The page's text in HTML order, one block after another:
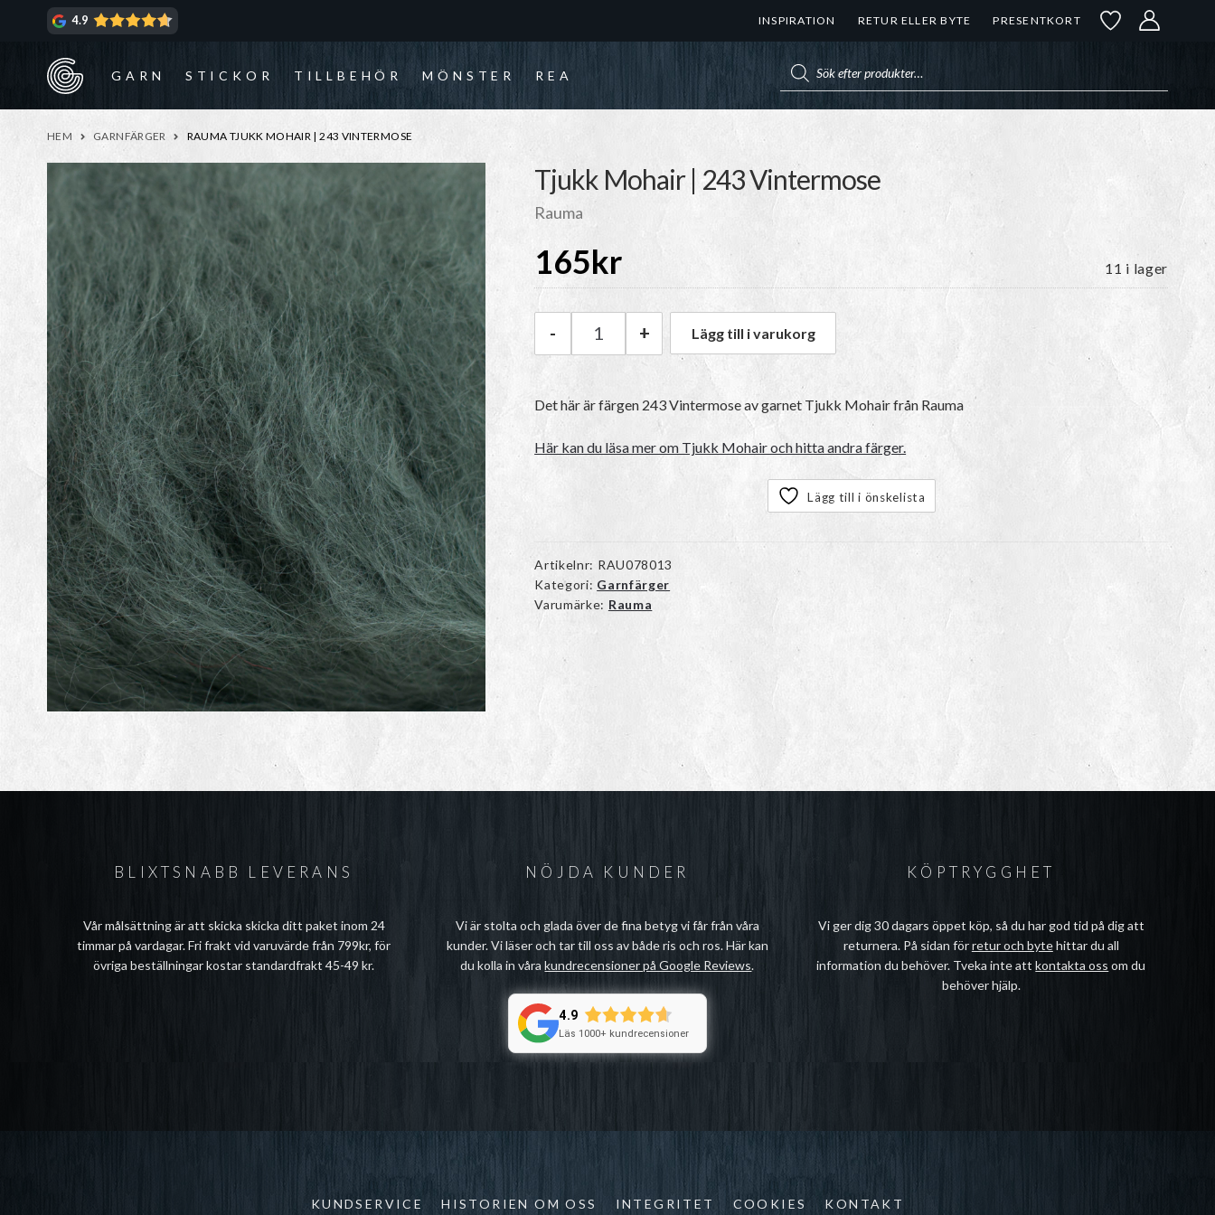
4.9 INSPIRATION RETUR ELLER BYTE PRESENTKORT
GARN STICKOR TILLBEHÖR MÖNSTER REA
HEM GARNFÄRGER RAUMA TJUKK MOHAIR | 243 VINTERMOSE
Tjukk Mohair | 243 Vintermose
Rauma
165kr 11 i lager
Rauma Tjukk Mohair | 243 Vintermose mängd
- + Lägg till i varukorg
Det här är färgen 243 Vintermoseav garnetTjukk Mohairfrån Rauma
Här kan du läsa mer om Tjukk Mohair och hitta andra färger.
Lägg till i önskelista
Artikelnr: RAU078013
Kategori: Garnfärger
Varumärke: Rauma
BLIXTSNABB LEVERANS
Vår målsättning är att skicka skicka ditt paket inom 24
timmar på vardagar. Fri frakt vid varuvärde från 799kr, för
övriga beställningar kostar standardfrakt 45-49 kr.
NÖJDA KUNDER
Vi är stolta och glada över de fina betyg vi får från våra
kunder. Vi läser och tar till oss av både ris och ros. Här kan
du kolla in vårakundrecensioner på Google Reviews.
4.9
Läs 1000+ kundrecensioner
KÖPTRYGGHET
Vi ger dig 30 dagars öppet köp, så du har god tid på dig att
returnera. På sidan förretur och bytehittar du all
information du behöver. Tveka inte attkontakta oss om du
behöver hjälp.
KUNDSERVICE HISTORIEN OM OSS INTEGRITET COOKIES KONTAKT